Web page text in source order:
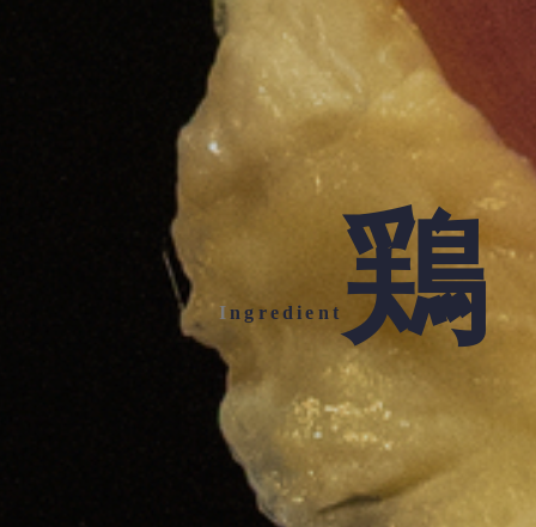
鶏
Ingredient